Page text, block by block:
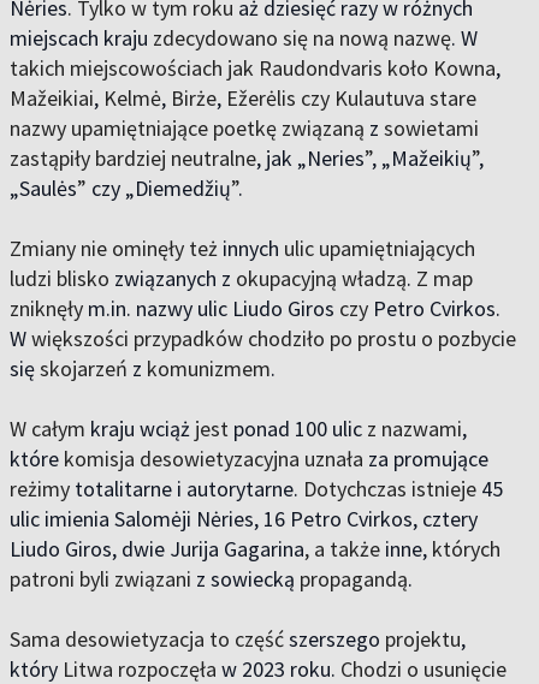
Nėries. Tylko w tym roku aż dziesięć razy w różnych
miejscach kraju zdecydowano się na nową nazwę. W
takich miejscowościach jak Raudondvaris koło Kowna,
Mažeikiai, Kelmė, Birże, Ežerėlis czy Kulautuva stare
nazwy upamiętniające poetkę związaną z sowietami
zastąpiły bardziej neutralne, jak „Neries”, „Mažeikių”,
„Saulės” czy „Diemedžių”.
Zmiany nie ominęły też innych ulic upamiętniających
ludzi blisko związanych z okupacyjną władzą. Z map
zniknęły m.in. nazwy ulic Liudo Giros czy Petro Cvirkos.
Wwiększości przypadków chodziło po prostu o pozbycie
sięskojarzeń z komunizmem.
W całym kraju wciąż jest ponad 100 ulic z nazwami,
które komisja desowietyzacyjna uznała za promujące
reżimy totalitarne i autorytarne. Dotychczas istnieje 45
ulic imienia Salomėji Nėries, 16 Petro Cvirkos, cztery
Liudo Giros, dwie Jurija Gagarina, a także inne, których
patroni byli związani z sowiecką propagandą.
Sama desowietyzacja to częśćszerszego projektu,
który Litwa rozpoczęła w 2023 roku. Chodzi o usunięcie